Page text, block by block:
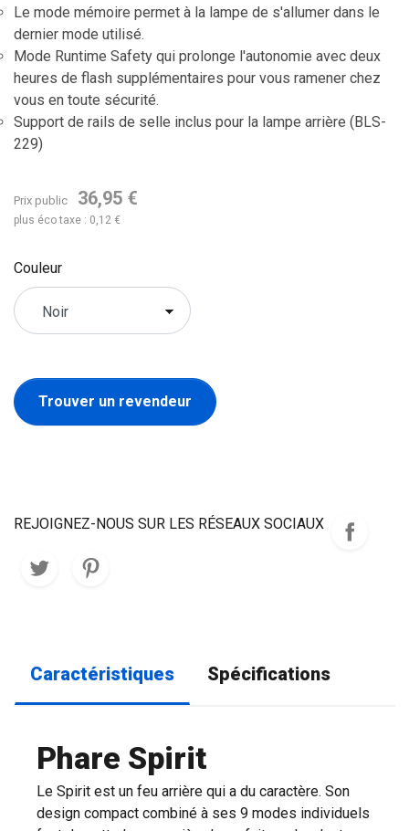
Le mode mémoire permet à la lampe de s'allumer dans le
dernier mode utilisé.
Mode Runtime Safety qui prolonge l'autonomie avec deux
heures de flash supplémentaires pour vous ramener chez
vous en toute sécurité.
Support de rails de selle inclus pour la lampe arrière (BLS-
229)
Prix public 36,95 €
plus éco taxe : 0,12 €
Couleur
Trouver un revendeur
REJOIGNEZ-NOUS SUR LES RÉSEAUX SOCIAUX
Caractéristiques Spécifications
Phare Spirit
Le Spirit est un feu arrière qui a du caractère. Son
design compact combiné à ses 9 modes individuels